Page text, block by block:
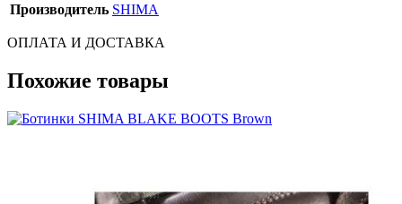
Производитель SHIMA
ОПЛАТА И ДОСТАВКА
Похожие товары